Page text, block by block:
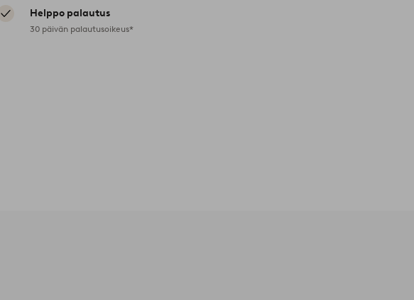
Helppo palautus
30 päivän palautusoikeus*